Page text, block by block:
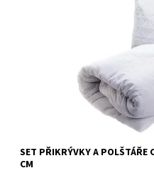
Celoroční set - přikrývka
spolehlivě poslouží po
těla a dobře ho izoluje, tím
Skladem >5 ks
3478
SET PŘIKRÝVKY A POLŠTÁŘE
CM